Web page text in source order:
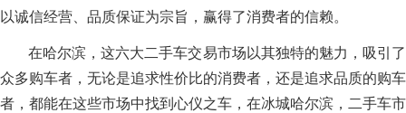
以诚信经营、品质保证为宗旨，赢得了消费者的信赖。
在哈尔滨，这六大二手车交易市场以其独特的魅力，吸引了
众多购车者，无论是追求性价比的消费者，还是追求品质的购车
者，都能在这些市场中找到心仪之车，在冰城哈尔滨，二手车市